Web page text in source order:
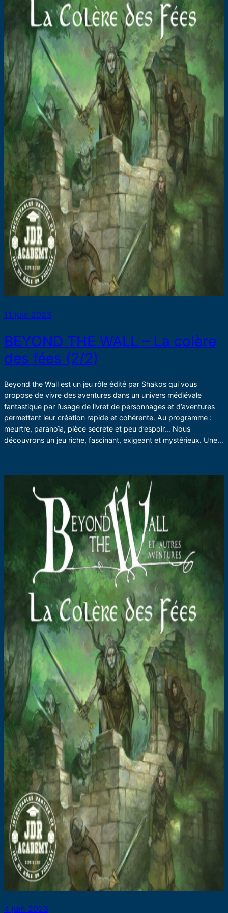
11 juin 2023
BEYOND THE WALL – La colère
des fées (2/2)
Beyond the Wall est un jeu rôle édité par Shakos qui vous
propose de vivre des aventures dans un univers médiévale
fantastique par l’usage de livret de personnages et d’aventures
permettant leur création rapide et cohérente. Au programme :
meurtre, paranoïa, pièce secrete et peu d’espoir… Nous
découvrons un jeu riche, fascinant, exigeant et mystérieux. Une…
4 juin 2023